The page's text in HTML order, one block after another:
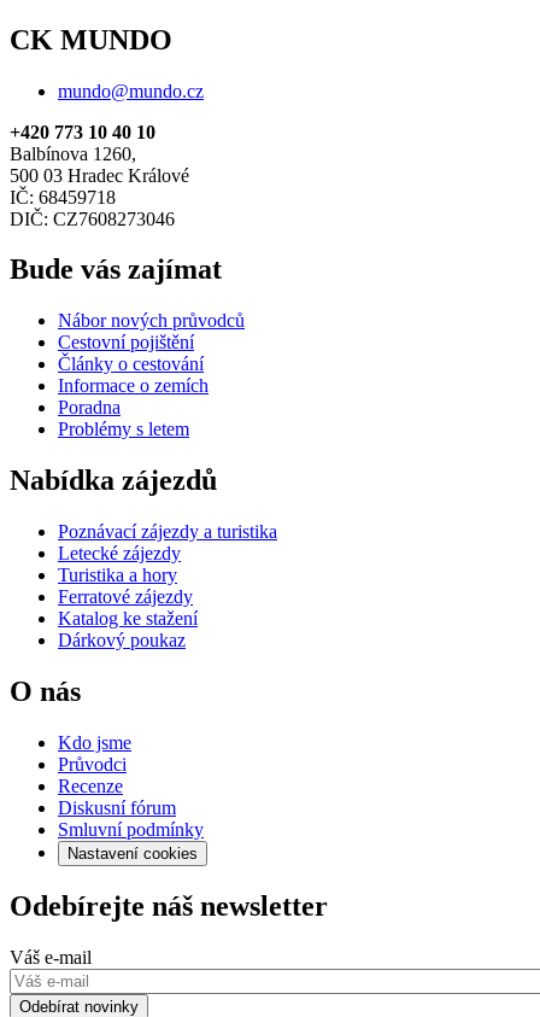
CK MUNDO
mundo@mundo.cz
+420 773 10 40 10
Balbínova 1260,
500 03 Hradec Králové
IČ: 68459718
DIČ: CZ7608273046
Bude vás zajímat
Nábor nových průvodců
Cestovní pojištění
Články o cestování
Informace o zemích
Poradna
Problémy s letem
Nabídka zájezdů
Poznávací zájezdy a turistika
Letecké zájezdy
Turistika a hory
Ferratové zájezdy
Katalog ke stažení
Dárkový poukaz
O nás
Kdo jsme
Průvodci
Recenze
Diskusní fórum
Smluvní podmínky
Nastavení cookies
Odebírejte náš newsletter
Váš e-mail
Odebírat novinky